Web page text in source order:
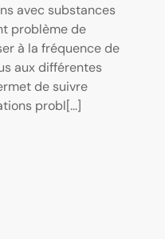
avec substances
problème de
à la fréquence de
aux différentes
de suivre
probl[...]